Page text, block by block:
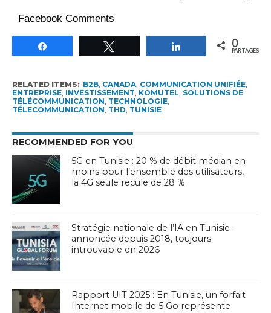
Facebook Comments
Partagez 0
PARTAGES
RELATED ITEMS: B2B, CANADA, COMMUNICATION UNIFIÉE,
ENTREPRISE, INVESTISSEMENT KOMUTEL SOLUTIONS DE
TÉLÉCOMMUNICATION TECHNOLOGIE,
TÉLECOMMUNICATION THD TUNISIE
RECOMMENDED FOR YOU
5G en Tunisie : 20 % de débit médian en
moins pour l’ensemble des utilisateurs,
la 4G seule recule de 28 %
Stratégie nationale de l’IA en Tunisie :
annoncée depuis 2018, toujours
introuvable en 2026
Rapport UIT 2025 : En Tunisie, un forfait
Internet mobile de 5 Go représente